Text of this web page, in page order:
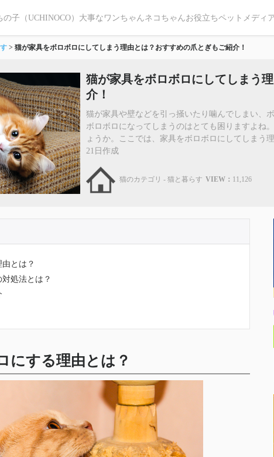
の子（UCHINOCO）大事なワンちゃんネコちゃんお役立ちペットメディ
猫が家具をボロボロにしてしまう理由とは？おすすめの爪とぎもご紹介！
猫が家具をボロボロにしてしまう
介！
猫が家具や壁などを引っ掻いたり噛んでしまい、
ボロボロになってしまうのはとても困りますよね
ょうか。ここでは、家具をボロボロにしてしまう
21日作成
猫のカテゴリ - 猫と暮らす VIEW： 11,126
とは？
処法とは？
にする理由とは？